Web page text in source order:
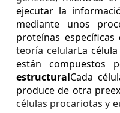
ejecutar la
mediante unos
proteínas
teoría celularLa
están compuestos
estructuralCada
produce de otra
células procariotas y